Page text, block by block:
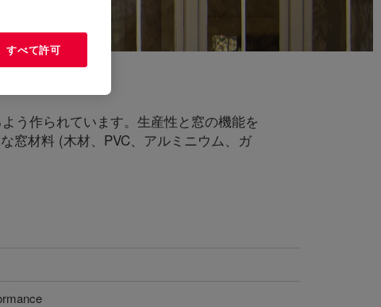
う作られています。生産性と窓の機能を
窓材料 (木材、PVC、アルミニウム、ガ
すべて許可